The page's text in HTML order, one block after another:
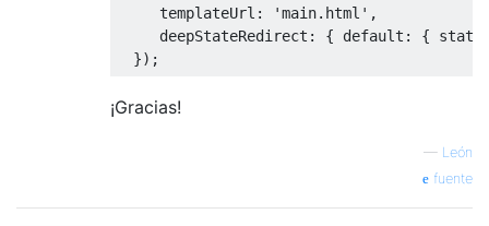
     templateUrl
: 'main.html' ,
     deepStateRedirect
: { default : { state
});
¡Gracias!
— León
fuente